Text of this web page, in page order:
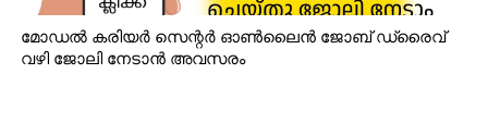
മോഡൽ കരിയർ സെന്റർ ഓൺലൈൻ ജോബ് ഡ്രൈവ്
വഴി ജോലി നേടാൻ അവസരം